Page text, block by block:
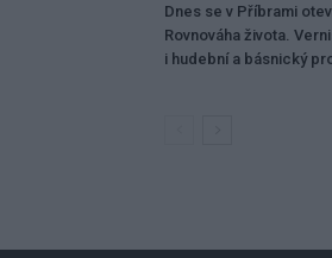
Dnes se v Příbrami
Rovnováha života.
i hudební a básnický